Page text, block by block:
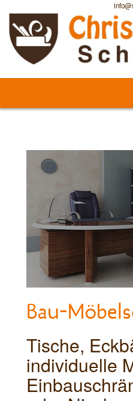
Bau-
Tische,
individuelle